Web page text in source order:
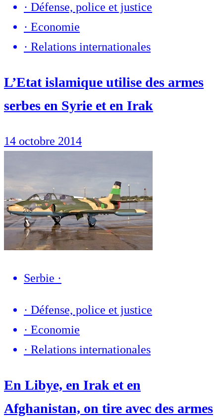
· Défense, police et justice
· Economie
· Relations internationales
L’Etat islamique utilise des armes
serbes en Syrie et en Irak
14 octobre 2014
Serbie ·
· Défense, police et justice
· Economie
· Relations internationales
En Libye, en Irak et en
Afghanistan, on tire avec des armes